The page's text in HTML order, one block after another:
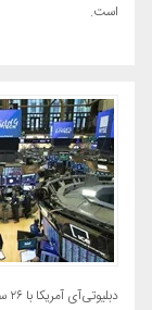
است.
دبلیوتی‌آی آمریکا با ۲۶ سنت کاهش به ۴۰ دلار و ۵۷ سنت رسید.